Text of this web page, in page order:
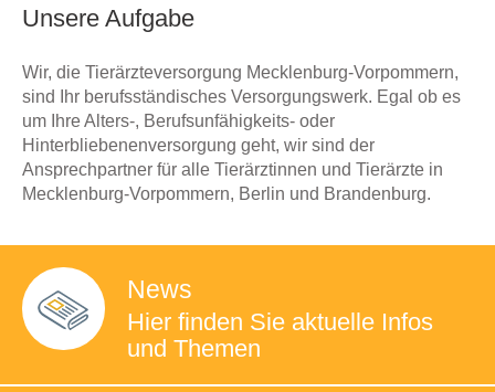
Unsere Aufgabe
Wir, die Tierärzteversorgung Mecklenburg-Vorpommern,
sind Ihr berufsständisches Versorgungswerk. Egal ob es
um Ihre Alters-, Berufsunfähigkeits- oder
Hinterbliebenenversorgung geht, wir sind der
Ansprechpartner für alle Tierärztinnen und Tierärzte in
Mecklenburg-Vorpommern, Berlin und Brandenburg.
News
Hier finden Sie aktuelle Infos
und Themen